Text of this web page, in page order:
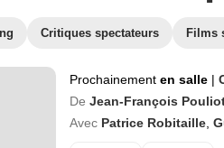
Critiques spectateurs Films
Prochainement en salle |
De Jean-François
Avec Patrice Robitaille